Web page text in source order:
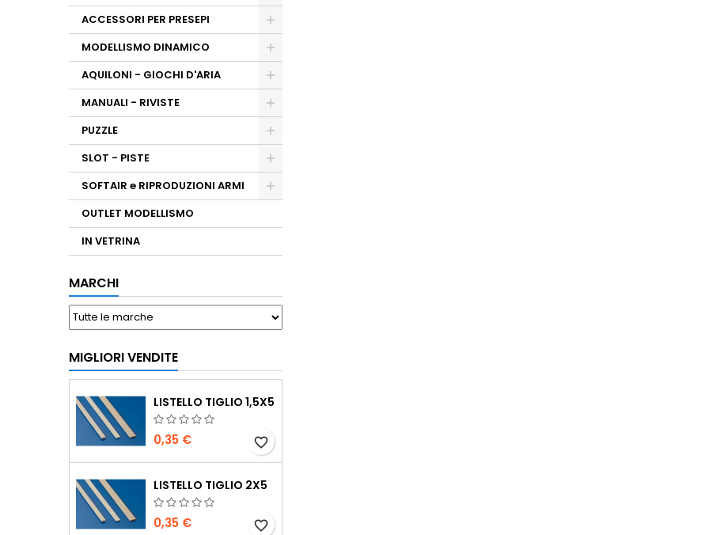
ACCESSORI PER PRESEPI
MODELLISMO DINAMICO
AQUILONI - GIOCHI D'ARIA
MANUALI - RIVISTE
PUZZLE
SLOT - PISTE
SOFTAIR e RIPRODUZIONI ARMI
OUTLET MODELLISMO
IN VETRINA
MARCHI
MIGLIORI VENDITE
LISTELLO TIGLIO 1,5X5
0,35 € favorite_border
LISTELLO TIGLIO 2X5
0,35 € favorite_border